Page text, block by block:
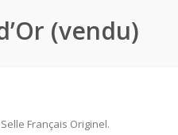
(vendu)
Français Originel.